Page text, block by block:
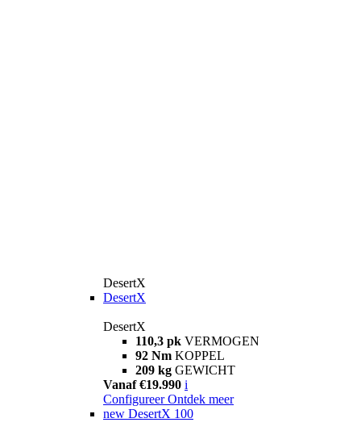
DesertX
DesertX
DesertX
110,3 pk VERMOGEN
92 Nm KOPPEL
209 kg GEWICHT
Vanaf €19.990 i
Configureer Ontdek meer
new DesertX 100